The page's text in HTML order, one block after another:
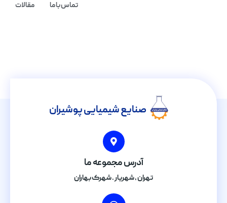
تماس با ما
مقالات
صنایع شیمیایی پوشیران
آدرس مجموعه ما
تهران , شهریار . شهرک بهاران